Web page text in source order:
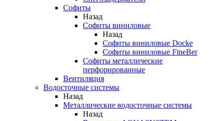
Софиты
Назад
Софиты виниловые
Назад
Софиты виниловые Docke
Софиты виниловые FineBer
Софиты металлические
перфорированные
Вентиляция
Водосточные системы
Назад
Металлические водосточные системы
Назад